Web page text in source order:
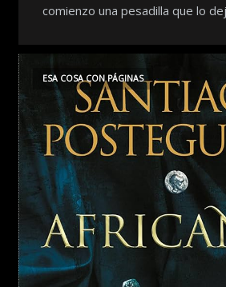
comienzo una pesadilla que lo
ESA COSA CON PÁGINAS